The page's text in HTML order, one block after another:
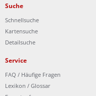
Suche
Schnellsuche
Kartensuche
Detailsuche
Service
FAQ / Häufige Fragen
Lexikon / Glossar